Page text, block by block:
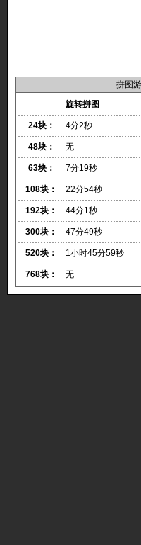
拼图
旋转拼图
24块： 4分2秒
48块： 无
63块： 7分19秒
108块： 22分54秒
192块： 44分1秒
300块： 47分49秒
520块： 1小时45分59秒
768块： 无